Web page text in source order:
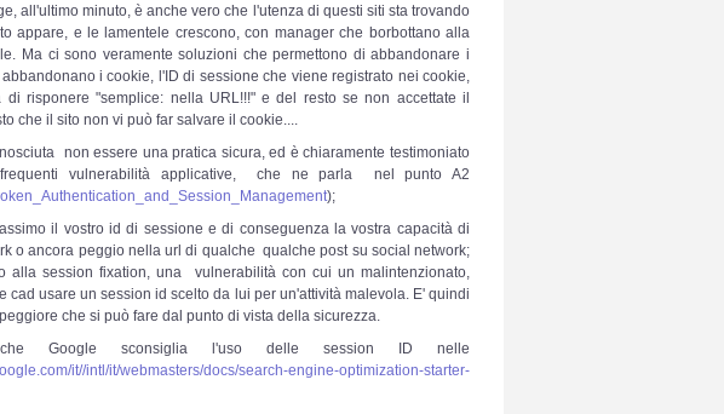
all'ultimo minuto, è anche vero che l'utenza di questi siti sta trovando
appare, e le lamentele crescono, con manager che borbottano alla
Ma ci sono veramente soluzioni che permettono di abbandonare i
i cookie, l'ID di sessione che viene registrato nei cookie,
risponere "semplice: nella URL!!!" e del resto se non accettate il
che il sito non vi può far salvare il cookie....
non essere una pratica sicura, ed è chiaramente testimoniato
vulnerabilità applicative, che ne parla nel punto A2
);
il vostro id di sessione e di conseguenza la vostra capacità di
o ancora peggio nella url di qualche qualche post su social network;
alla session fixation, una vulnerabilità con cui un malintenzionato,
usare un session id scelto da lui per un'attività malevola. E' quindi
che si può fare dal punto di vista della sicurezza.
Google sconsiglia l'uso delle session ID nelle
it//intl/it/webmasters/docs/search-engine-optimization-starter-